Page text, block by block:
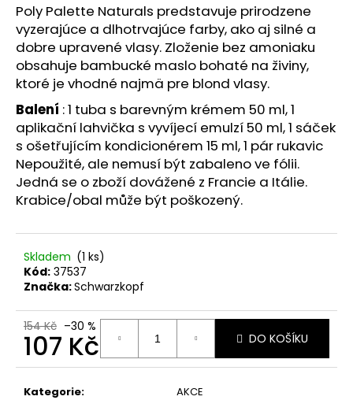
Poly Palette Naturals predstavuje prirodzene
vyzerajúce a dlhotrvajúce farby, ako aj silné a
dobre upravené vlasy. Zloženie bez amoniaku
obsahuje bambucké maslo bohaté na živiny,
ktoré je vhodné najmä pre blond vlasy.
Balení : 1 tuba s barevným krémem 50 ml, 1
aplikační lahvička s vyvíjecí emulzí 50 ml, 1 sáček
s ošetřujícím kondicionérem 15 ml, 1 pár rukavic
Nepoužité, ale nemusí být zabaleno ve fólii.
Jedná se o zboží dovážené z Francie a Itálie.
Krabice/obal může být poškozený.
Skladem (1 ks)
Kód: 37537
Značka:Schwarzkopf
154 Kč –30 %
107 Kč
Měrná
DO KOŠÍKU
Kategorie:
AKCE
č
u
j
e
m
e
RETINOL
SÉRUM
S
VITAMÍNY
C,
30
ML
208
Kč